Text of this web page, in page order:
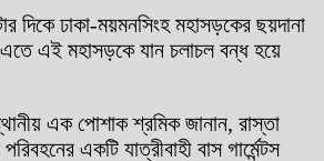
দিকে ঢাকা-ময়মনসিংহ মহাসড়কের ছয়দানা
এই মহাসড়কে যান চলাচল বন্ধ হয়ে
এক পোশাক শ্রমিক জানান, রাস্তা
একটি যাত্রীবাহী বাস গার্মেন্টস